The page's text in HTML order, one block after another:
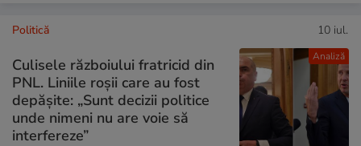
Analiză
Politică 10 iul.
Culisele războiului fratricid din
PNL. Liniile roșii care au fost
depășite: „Sunt decizii politice
unde nimeni nu are voie să
interfereze”